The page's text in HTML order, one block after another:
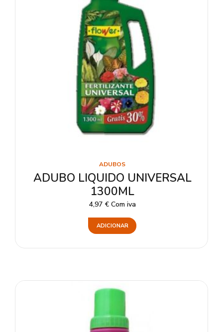
ADUBOS
ADUBO LIQUIDO UNIVERSAL
1300ML
4,97 € Com iva
ADICIONAR